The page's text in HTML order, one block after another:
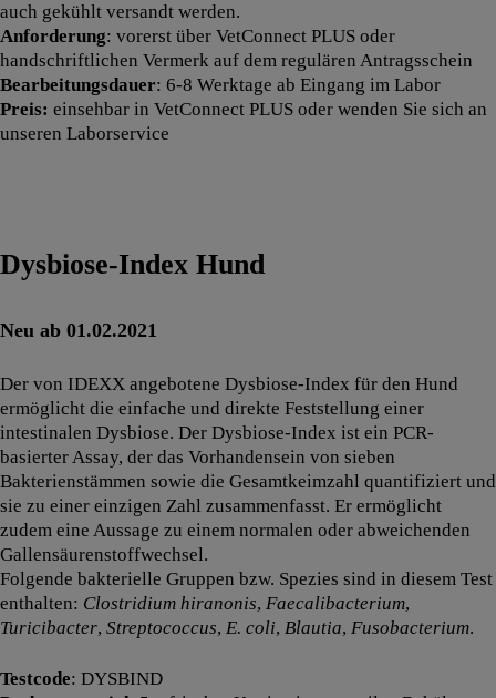
auch gekühlt versandt werden.
Anforderung: vorerst über VetConnect PLUS oder
handschriftlichen Vermerk auf dem regulären Antragsschein
Bearbeitungsdauer: 6-8 Werktage ab Eingang im Labor
Preis: einsehbar in VetConnect PLUS oder wenden Sie sich an
unseren Laborservice
Dysbiose-Index Hund
Neu ab 01.02.2021
Der von IDEXX angebotene Dysbiose-Index für den Hund
ermöglicht die einfache und direkte Feststellung einer
intestinalen Dysbiose. Der Dysbiose-Index ist ein PCR-
basierter Assay, der das Vorhandensein von sieben
Bakterienstämmen sowie die Gesamtkeimzahl quantifiziert und
sie zu einer einzigen Zahl zusammenfasst. Er ermöglicht
zudem eine Aussage zu einem normalen oder abweichenden
Gallensäurenstoffwechsel.
Folgende bakterielle Gruppen bzw. Spezies sind in diesem Test
enthalten: Clostridium hiranonis, Faecalibacterium,
Turicibacter, Streptococcus, E. coli, Blautia, Fusobacterium.
Testcode: DYSBIND